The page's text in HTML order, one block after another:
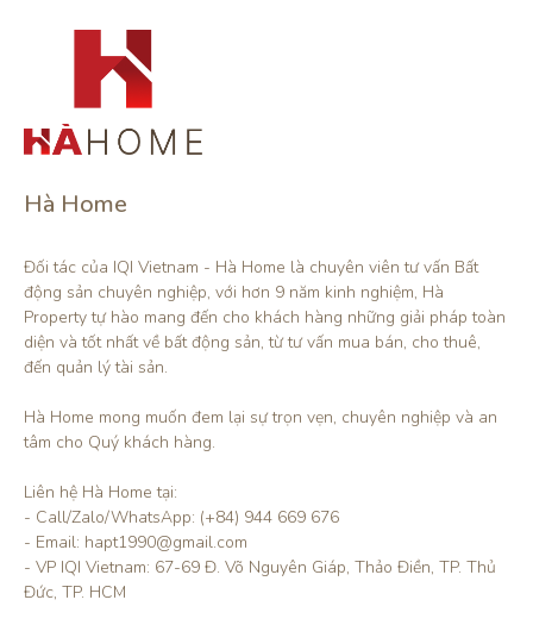
Hà Home
Đối tác của IQI Vietnam - Hà Home là chuyên viên tư vấn Bất
động sản chuyên nghiệp, với hơn 9 năm kinh nghiệm, Hà
Property tự hào mang đến cho khách hàng những giải pháp toàn
diện và tốt nhất về bất động sản, từ tư vấn mua bán, cho thuê,
đến quản lý tài sản.
Hà Home mong muốn đem lại sự trọn vẹn, chuyên nghiệp và an
tâm cho Quý khách hàng.
Liên hệ Hà Home tại:
- Call/Zalo/WhatsApp: (+84) 944 669 676
- Email: hapt1990@gmail.com
- VP IQI Vietnam: 67-69 Đ. Võ Nguyên Giáp, Thảo Điền, TP. Thủ
Đức, TP. HCM